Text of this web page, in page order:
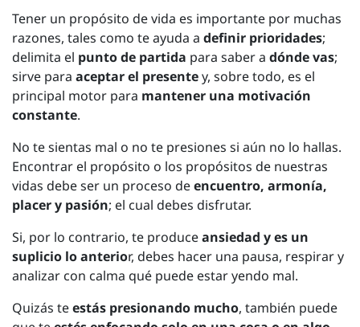
Tener un propósito de vida es importante por muchas
razones, tales como te ayuda a definir prioridades;
delimita el punto de partida para saber a dónde vas;
sirve para aceptar el presentey, sobre todo, es el
principal motor para mantener una motivación
constante.
No te sientas mal o no te presiones si aún no lo hallas.
Encontrar el propósito o los propósitos de nuestras
vidas debe ser un proceso deencuentro, armonía,
placer y pasión; el cual debes disfrutar.
Si, por lo contrario, te produceansiedad y es un
suplicio lo anterior, debes hacer una pausa, respirar y
analizar con calma qué puede estar yendo mal.
Quizás teestás presionando mucho, también puede